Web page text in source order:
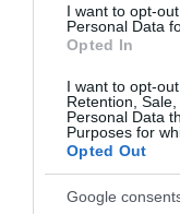
I want to opt-
Personal Data
Opted In
I want to opt-
Retention,
Personal Data
Purposes for
Opted Out
Google
A minnesotai
szeptember 7-ét.
Jim, Bob), Clell
társaságában. A
két óra tájban
időzárja volt, Jesse